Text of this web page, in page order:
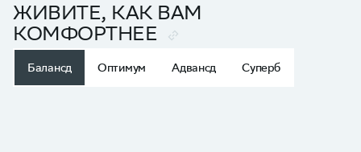
ЖИВИТЕ, КАК ВАМ
КОМФОРТНЕЕ
Балансд Оптимум Адвансд Суперб